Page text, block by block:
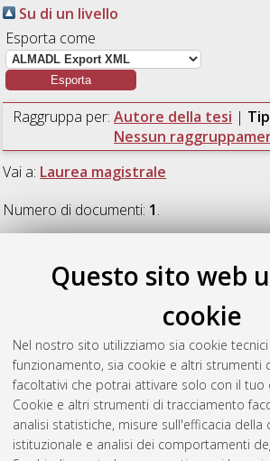
Questo sito web
cookie
Nel nostro sito utilizziamo sia cookie
funzionamento, sia cookie e altri strumenti
facoltativi che potrai attivare solo con il tuo
Cookie e altri strumenti di tracciamento
analisi statistiche, misure sull'efficacia della
istituzionale e analisi dei comportamenti
Su di un livello
Esporta come
Raggruppa per: Autore della tesi |
Nessun
Vai a: Laurea magistrale
Numero di documenti: 1.
Laurea magistrale
(2020)Il Project
Progress Monitoring, il caso Rosetti
magistrale], Università di Bologna, Corso
Ingegneria energetica [LM-DM270],
disponibile